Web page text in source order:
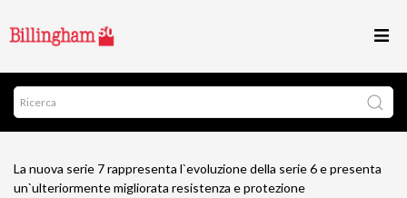
La nuova serie 7 rappresenta l`evoluzione della serie 6 e presenta
un`ulteriormente migliorata resistenza e protezione